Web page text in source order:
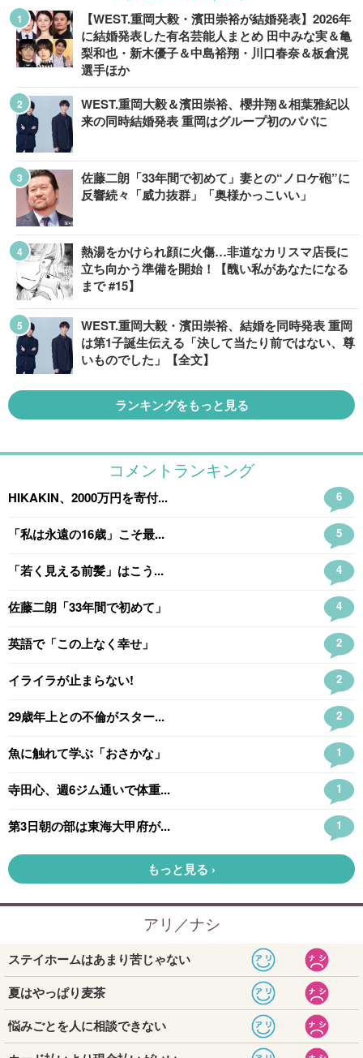
【WEST.重岡大毅・濱田崇裕が結婚発表】2026年
に結婚発表した有名芸能人まとめ 田中みな実＆亀
梨和也・新木優子＆中島裕翔・川口春奈＆板倉滉
選手ほか
WEST.重岡大毅＆濱田崇裕、櫻井翔＆相葉雅紀以
来の同時結婚発表 重岡はグループ初のパパに
佐藤二朗「33年間で初めて」妻との“ノロケ砲”に
反響続々「威力抜群」「奥様かっこいい」
熱湯をかけられ顔に火傷…非道なカリスマ店長に
立ち向かう準備を開始！【醜い私があなたになる
まで #15】
WEST.重岡大毅・濱田崇裕、結婚を同時発表 重岡
は第1子誕生伝える「決して当たり前ではない、尊
いものでした」【全文】
ランキングをもっと見る